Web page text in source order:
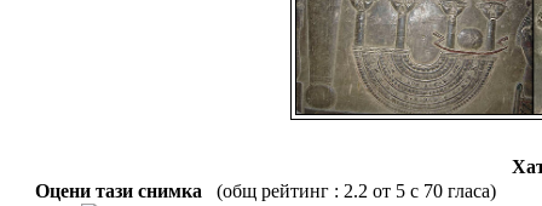
Оцени тази снимка
(общ рейтинг : 2.2 от 5 с 70 гласа)